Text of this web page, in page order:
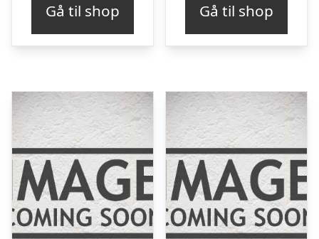
Gå til shop Gå til shop